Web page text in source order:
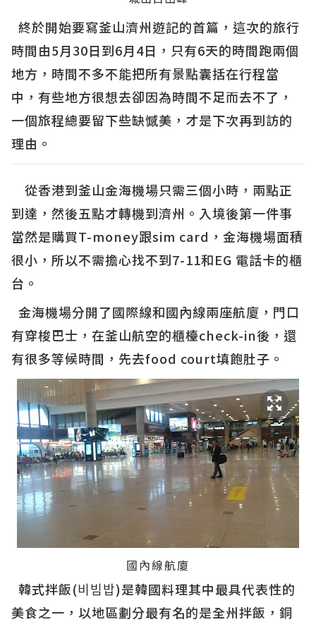
終於開始要寫釜山濟州遊記的首篇，這次的旅行
時間由5月30日到6月4日，只有6天的時間跑兩個
地方，時間不多不能把所有景點囊括在行程當
中，有些地方很想去卻因為時間不足而去不了，
一個旅程總要留下些缺憾美，才是下次再到訪的
理由。
從香港到釜山金海機場只需三個小時，兩點正
到達，然後五點才轉機到濟州。入境後第一件事
當然是購買T-money跟sim card，金海機場面積
很小，所以不需擔心找不到7-11和EG 電話卡的櫃
台。
金海機場分開了國際線和國內線兩座航廈，門口
有穿梭巴士，在釜山航空的櫃檯check-in後，還
有很多等候時間，先去food court填飽肚子。
國內線航廈
韓式拌飯(비빔밥)是韓國料理其中最具代表性的
美食之一，以地區劃分最有名的是全州拌飯，銅